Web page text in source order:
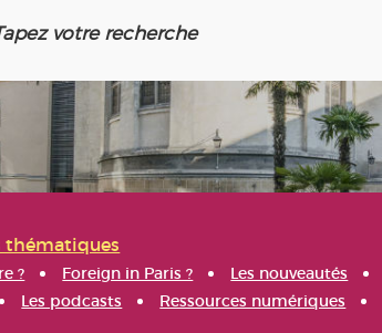
thématiques
? Foreign in Paris ? Les nouveautés
Les podcasts Ressources numériques